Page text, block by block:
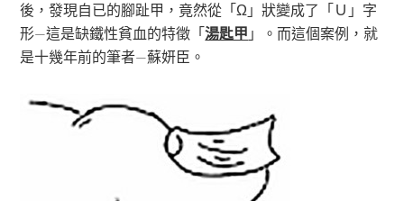
後，發現自已的腳趾甲，竟然從「Ω」狀變成了「Ｕ」字
形—這是缺鐵性貧血的特徵「湯匙甲 」。而這個案例，就
是十幾年前的筆者—蘇妍臣。